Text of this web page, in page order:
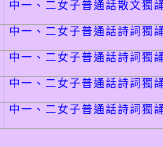
中一、二女子普通話散文獨
中一、二女子普通話詩詞獨
中一、二女子普通話詩詞獨
中一、二女子普通話詩詞獨
中一、二女子普通話詩詞獨